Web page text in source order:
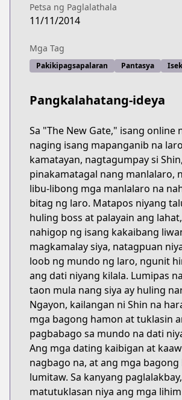
Petsa ng Paglalathala
11/11/2014
Mga Tag
Pakikipagsapalaran Pantasya
Pangkalahatang-ideya
Sa "The New Gate," isang online
naging isang mapanganib na
kamatayan, nagtagumpay si
pinakamatagal nang manlalaro,
libu-libong mga manlalaro na
bitag ng laro. Matapos niyang
huling boss at palayain ang
nahigop ng isang kakaibang
magkamalay siya, natagpuan
loob ng mundo ng laro, ngunit
ang dati niyang kilala. Lumipas
taon mula nang siya ay huling
Ngayon, kailangan ni Shin na
mga bagong hamon at tuklasin
pagbabago sa mundo na dati
Ang mga dating kaibigan at
nagbago na, at ang mga
lumitaw. Sa kanyang paglalakbay,
matutuklasan niya ang mga